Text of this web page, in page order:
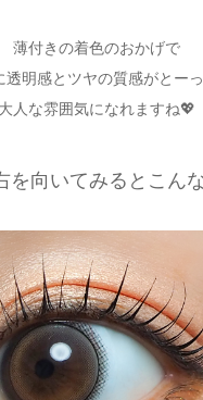
薄付きの着色のおかげで
透明感とツヤの質感がとー
大人な雰囲気になれますね💖
を向いてみるとこん